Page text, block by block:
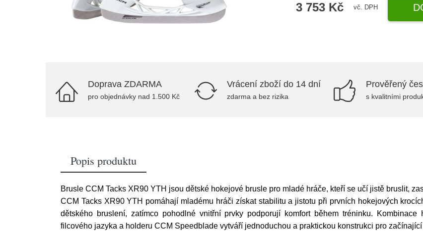
3 753 Kč vč. DPH
Doprava ZDARMA
pro objednávky nad 1.500 Kč
Vrácení zboží do 14 dní
zdarma a bez rizika
Prověřený
s kvalitními
Popis produktu
Brusle CCM Tacks XR90 YTH jsou dětské hokejové brusle pro mladé hráče, kteří se učí jistě bruslit,
CCM Tacks XR90 YTH pomáhají mladému hráči získat stabilitu a jistotu při prvních hokejových
dětského bruslení, zatímco pohodlné vnitřní prvky podporují komfort během tréninku. Kombinace
filcového jazyka a holderu CCM Speedblade vytváří jednoduchou a praktickou konstrukci pro začínající